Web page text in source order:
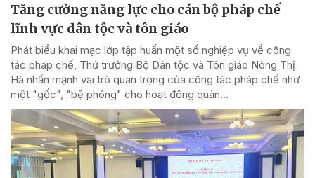
Tăng cường năng lực cho cán bộ pháp chế
lĩnh vực dân tộc và tôn giáo
Phát biểu khai mạc lớp tập huấn một số nghiệp vụ về công
tác pháp chế, Thứ trưởng Bộ Dân tộc và Tôn giáo Nông Thị
Hà nhấn mạnh vai trò quan trọng của công tác pháp chế như
một "gốc", "bệ phóng" cho hoạt động quản...